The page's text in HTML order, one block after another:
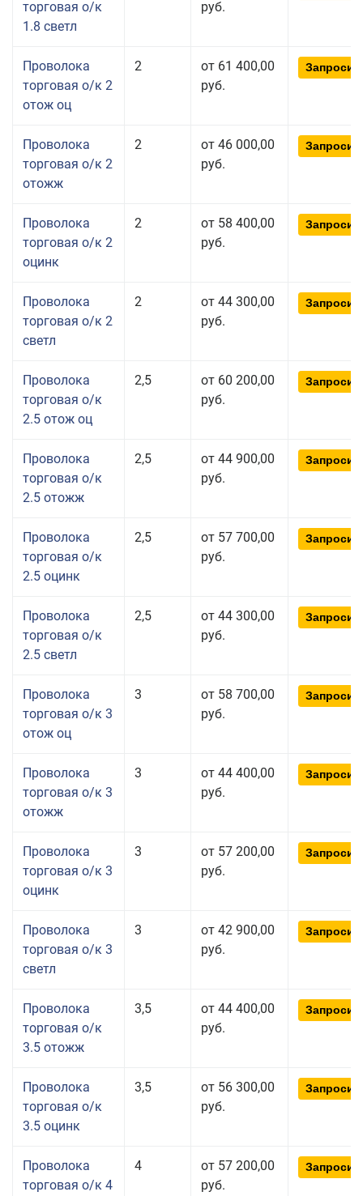
торговая о/к
1.8 светл
руб.
Проволока
торговая о/к 2
отож оц
2
от 61 400,00
руб.
Проволока
торговая о/к 2
отожж
2
от 46 000,00
руб.
Проволока
торговая о/к 2
оцинк
2
от 58 400,00
руб.
Проволока
торговая о/к 2
светл
2
от 44 300,00
руб.
Проволока
торговая о/к
2.5 отож оц
2,5
от 60 200,00
руб.
Проволока
торговая о/к
2.5 отожж
2,5
от 44 900,00
руб.
Проволока
торговая о/к
2.5 оцинк
2,5
от 57 700,00
руб.
Проволока
торговая о/к
2.5 светл
2,5
от 44 300,00
руб.
Проволока
торговая о/к 3
отож оц
3
от 58 700,00
руб.
Проволока
торговая о/к 3
отожж
3
от 44 400,00
руб.
Проволока
торговая о/к 3
оцинк
3
от 57 200,00
руб.
Проволока
торговая о/к 3
светл
3
от 42 900,00
руб.
Проволока
торговая о/к
3.5 отожж
3,5
от 44 400,00
руб.
Проволока
торговая о/к
3.5 оцинк
3,5
от 56 300,00
руб.
Проволока
торговая о/к 4
4
от 57 200,00
руб.